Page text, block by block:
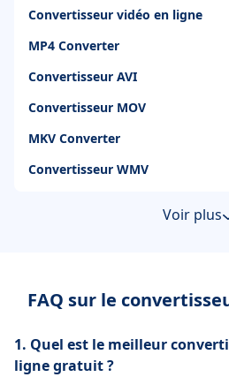
Convertisseur vidéo en ligne
MP4 Converter
Convertisseur AVI
Convertisseur MOV
MKV Converter
Convertisseur WMV
Voir plus
FAQ sur le
1. Quel est le meilleur
ligne gratuit ?